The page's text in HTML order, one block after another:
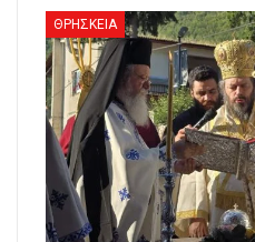
ΘΡΗΣΚΕΙΑ